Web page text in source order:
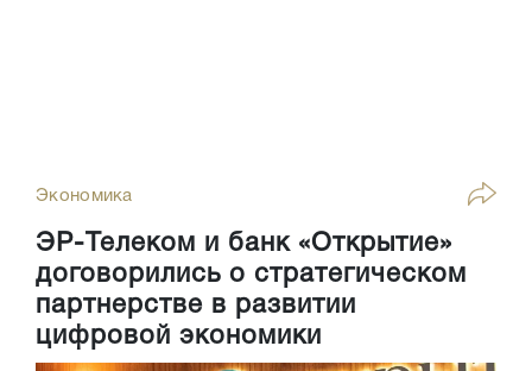
Экономика
ЭР-Телеком и банк «Открытие»
договорились о стратегическом
партнерстве в развитии
цифровой экономики